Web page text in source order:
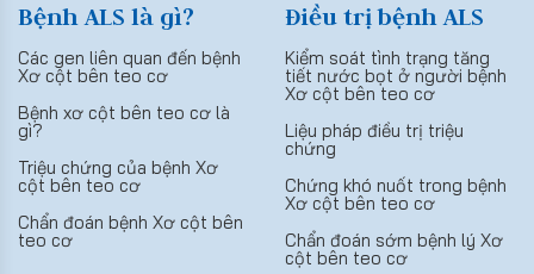
Bệnh ALS là gì?
Các gen liên quan đến bệnh
Xơ cột bên teo cơ
Bệnh xơ cột bên teo cơ là
gì?
Triệu chứng của bệnh Xơ
cột bên teo cơ
Chẩn đoán bệnh Xơ cột bên
teo cơ
Điều trị bệnh ALS
Kiểm soát tình trạng tăng
tiết nước bọt ở người bệnh
Xơ cột bên teo cơ
Liệu pháp điều trị triệu
chứng
Chứng khó nuốt trong bệnh
Xơ cột bên teo cơ
Chẩn đoán sớm bệnh lý Xơ
cột bên teo cơ